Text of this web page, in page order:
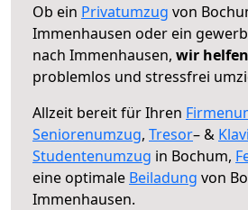
Ob ein Privatumzug von
Immenhausen oder ein
nach Immenhausen, wir helfen
problemlos und stressfrei
Allzeit bereit für Ihren
Seniorenumzug, Tresor– &
Studentenumzug in Bochum,
eine optimale Beiladung von
Immenhausen.